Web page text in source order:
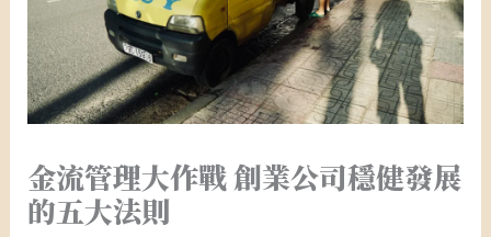
金流管理大作戰 創業公司穩健發展
的五大法則